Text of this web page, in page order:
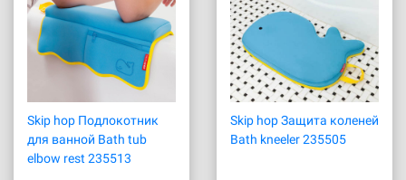
Skip hop Подлокотник
для ванной Bath tub
elbow rest 235513
Skip hop Защита коленей
Bath kneeler 235505